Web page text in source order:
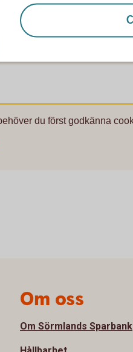
om ditt företag?
du först godkänna
Om oss
Om Sörmlands Sparbank